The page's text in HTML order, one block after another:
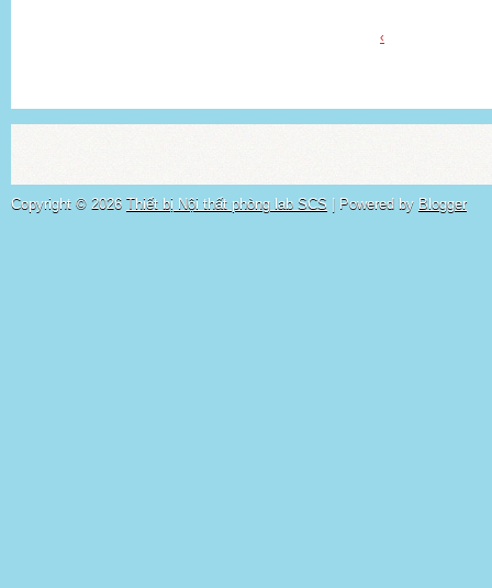
‹
Copyright © 2026 Thiết bị Nội thất phòng lab SCS | Powered by Blogger